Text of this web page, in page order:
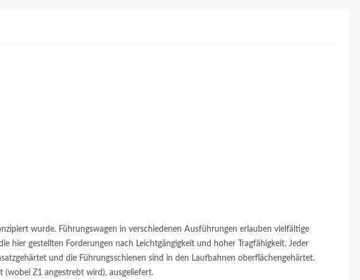
wurde. Führungswagen in verschiedenen Ausführungen erlauben vielfältige
hier gestellten Forderungen nach Leichtgängigkeit und hoher Tragfähigkeit. Jeder
und die Führungsschienen sind in den Laufbahnen oberflächengehärtet.
(wobei Z1 angestrebt wird), ausgeliefert.